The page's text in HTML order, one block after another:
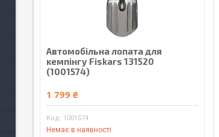
Автомобільна лопата для
кемпінгу Fiskars 131520
(1001574)
1 799 ₴
1001574
Немає в наявності